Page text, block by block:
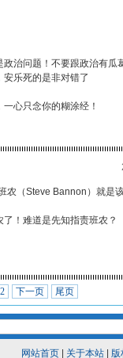
治问题！不要跟政治有瓜
乐死的是非对错了
心只念你的糊涂经！
农（Steve Bannon）就是
！难道是先知指责班农？
2 下一页 尾页
网站首页| 关于本站| 版